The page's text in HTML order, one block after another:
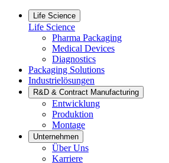
Life Science
Life Science
Pharma Packaging
Medical Devices
Diagnostics
Packaging Solutions
Industrielösungen
R&D & Contract Manufacturing
Entwicklung
Produktion
Montage
Unternehmen
Über Uns
Karriere